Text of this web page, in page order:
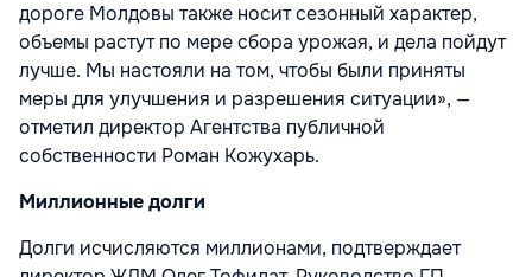
дороге Молдовы также носит сезонный характер,
объемы растут по мере сбора урожая, и дела пой­дут
лучше. Мы настояли на том, чтобы были приняты
меры для улучшения и разрешения ситуации», —
отметил дирек­тор Агентства публичной
собственности Роман Кожухарь.
Миллионные долги
Долги исчисляются миллионами, под­тверждает